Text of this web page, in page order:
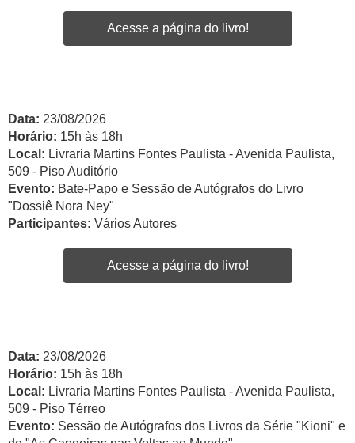
Acesse a página do livro!
Data: 23/08/2026
Horário: 15h às 18h
Local: Livraria Martins Fontes Paulista - Avenida Paulista,
509 - Piso Auditório
Evento: Bate-Papo e Sessão de Autógrafos do Livro
"Dossiê Nora Ney"
Participantes: Vários Autores
Acesse a página do livro!
Data: 23/08/2026
Horário: 15h às 18h
Local: Livraria Martins Fontes Paulista - Avenida Paulista,
509 - Piso Térreo
Evento: Sessão de Autógrafos dos Livros da Série "Kioni" e